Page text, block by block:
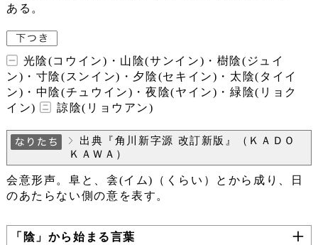
ある。
光陰(コウイン)・山陰(サンイン)・樹陰(ジュイ
ン)・寸陰(スンイン)・夕陰(セキイン)・太陰(タイイ
ン)・中陰(チュウイン)・夜陰(ヤイン)・緑陰(リョク
イン)
諒陰(リョウアン)
出典『角川新字源 改訂新版』（ＫＡＤＯ
ＫＡＷＡ）
会意形声。阜と、侌(イム)（くらい）とから成り、日
のあたらない側の意を表す。
「陰」から始まる言葉